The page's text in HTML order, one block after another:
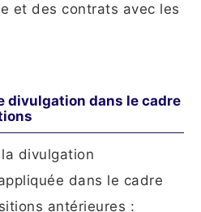
et des contrats avec les
divulgation dans le cadre
divulgation
dans le cadre
antérieures :